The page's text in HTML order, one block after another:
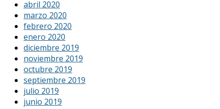
abril 2020
marzo 2020
febrero 2020
enero 2020
diciembre 2019
noviembre 2019
octubre 2019
septiembre 2019
julio 2019
junio 2019